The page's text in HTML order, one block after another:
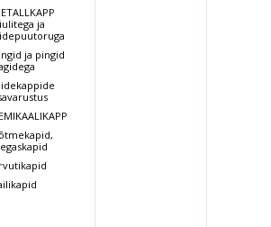
ja
ja pingid